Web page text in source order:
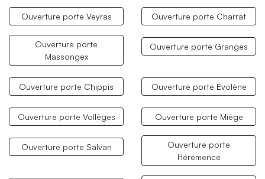
Ouverture porte Veyras Ouverture porte Charrat
Ouverture porte
Massongex
Ouverture porte Granges
Ouverture porte Chippis Ouverture porte Évolène
Ouverture porte Vollèges Ouverture porte Miège
Ouverture porte Salvan
Ouverture porte
Hérémence